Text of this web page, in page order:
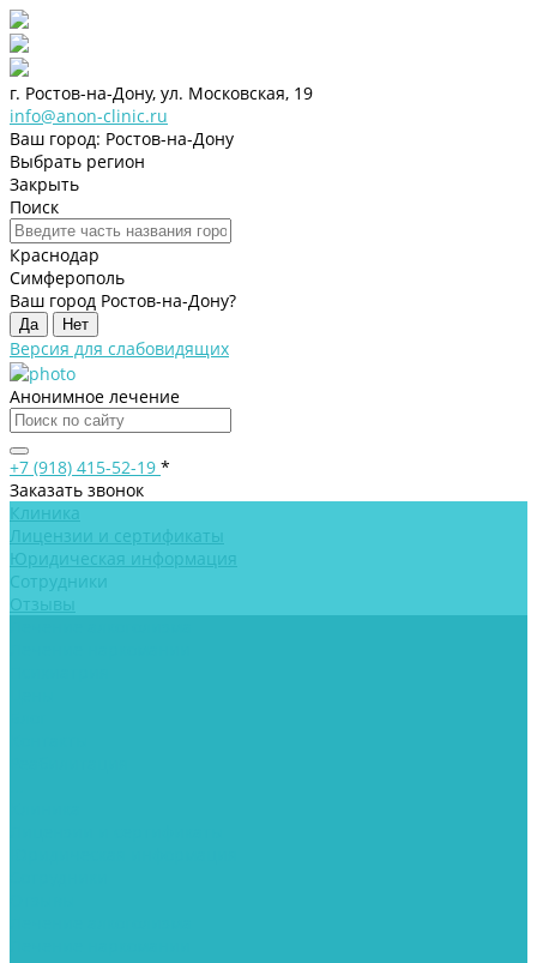
г. Ростов-на-Дону, ул. Московская, 19
info@anon-clinic.ru
Ваш город: Ростов-на-Дону
Выбрать регион
Закрыть
Поиск
Краснодар
Симферополь
Ваш город Ростов-на-Дону?
Да Нет
Версия для слабовидящих
Анонимное лечение
+7 (918) 415-52-19 *
Заказать звонок
Клиника
Лицензии и сертификаты
Юридическая информация
Сотрудники
Отзывы